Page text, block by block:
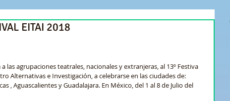
EITAI 2018
las agrupaciones teatrales, nacionales y extranjeras, al 13º Festiva
Alternativas e Investigación, a celebrarse en las ciudades de:
, Aguascalientes y Guadalajara. En México, del 1 al 8 de Julio del